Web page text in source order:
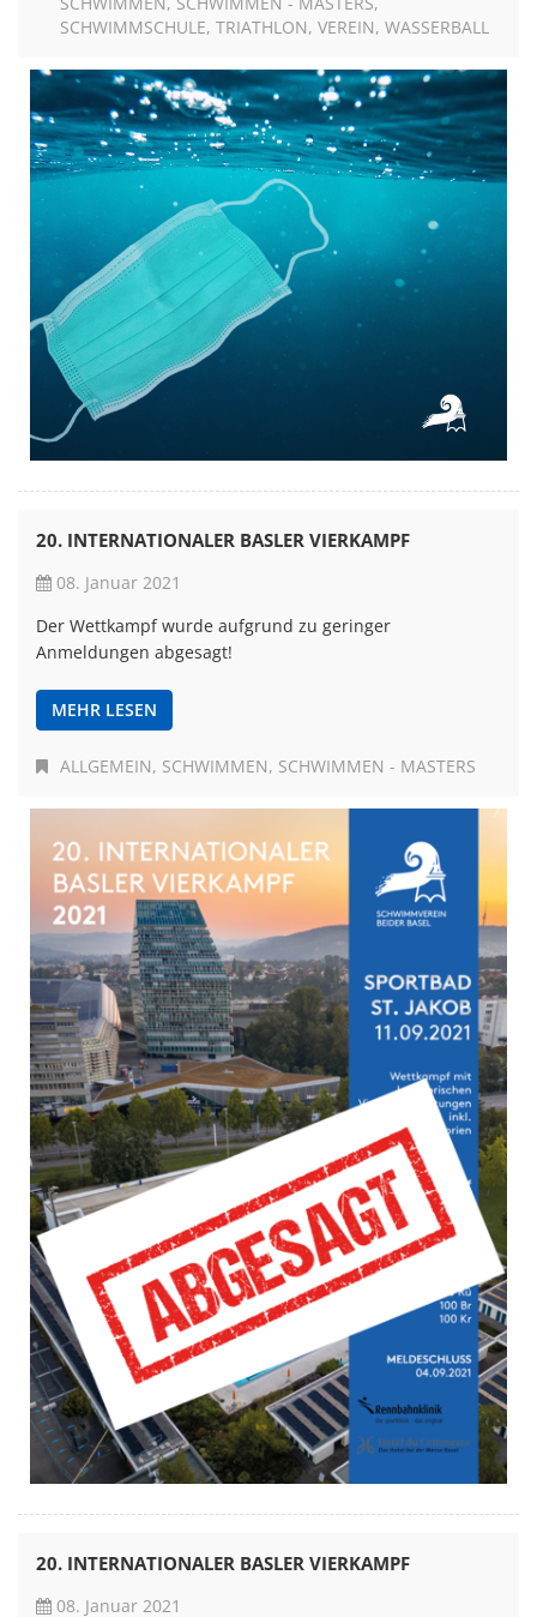
SCHWIMMSCHULE TRIATHLON VEREIN WASSERBALL
20. INTERNATIONALER BASLER VIERKAMPF
08. Januar 2021
Der Wettkampf wurde aufgrund zu geringer
Anmeldungen abgesagt!
MEHR LESEN
ALLGEMEIN SCHWIMMEN SCHWIMMEN - MASTERS
20. INTERNATIONALER BASLER VIERKAMPF
08. Januar 2021